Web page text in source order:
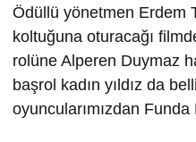
Ödüllü yönetmen Erdem
koltuğuna oturacağı
rolüne Alperen Duymaz
başrol kadın yıldız da
oyuncularımızdan Funda